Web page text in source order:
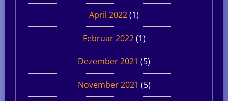
April 2022(1)
Februar 2022(1)
Dezember 2021 (5)
November 2021 (5)